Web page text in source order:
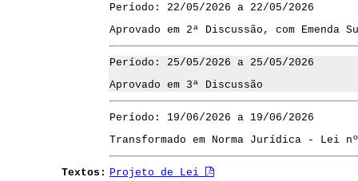
Período: 22/05/2026 a 22/05/2026
Aprovado em 2ª Discussão, com Emenda
Período: 25/05/2026 a 25/05/2026
Aprovado em 3ª Discussão
Período: 19/06/2026 a 19/06/2026
Transformado em Norma Jurídica - Lei
Textos: Projeto de Lei